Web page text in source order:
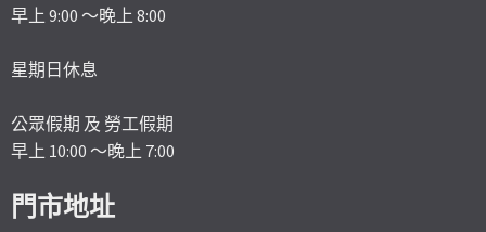
早上 9:00 ～晚上 8:00
星期日休息
公眾假期 及 勞工假期
早上 10:00 ～晚上 7:00
門市地址